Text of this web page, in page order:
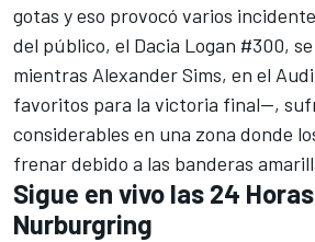
gotas y eso provocó varios
del público, el Dacia Logan #300,
mientras Alexander Sims, en el
favoritos para la victoria final—,
considerables en una zona donde
frenar debido a las banderas
Sigue en vivo las 24
Nurburgring